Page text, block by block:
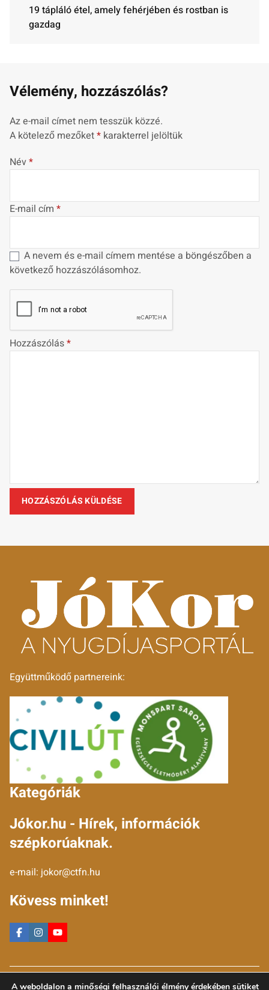
19 tápláló étel, amely fehérjében és rostban is
gazdag
Vélemény, hozzászólás?
Az e-mail címet nem tesszük közzé.
A kötelező mezőket* karakterrel jelöltük
Név*
E-mail cím *
A nevem és e-mail címem mentése a böngészőben a
következő hozzászólásomhoz.
Hozzászólás*
Együttműködő partnereink:
Kategóriák
Jókor.hu - Hírek, információk
szépkorúaknak.
e-mail: jokor@ctfn.hu
Kövess minket!
Copyright © 2024 jokor.hu. Minden jog fenntartva.
A weboldalon a minőségi felhasználói élmény érdekében sütiket